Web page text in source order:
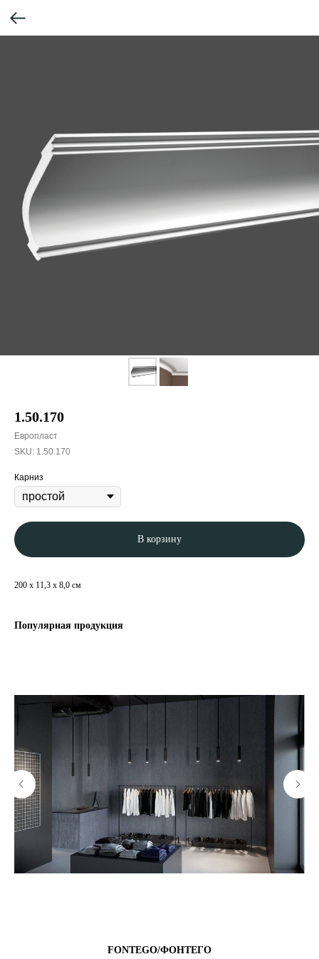
1.50.170
Европласт
SKU: 1.50.170
Карниз
В корзину
200 x 11,3 x 8,0 см
Популярная продукция
FONTEGO/ФОНТЕГО